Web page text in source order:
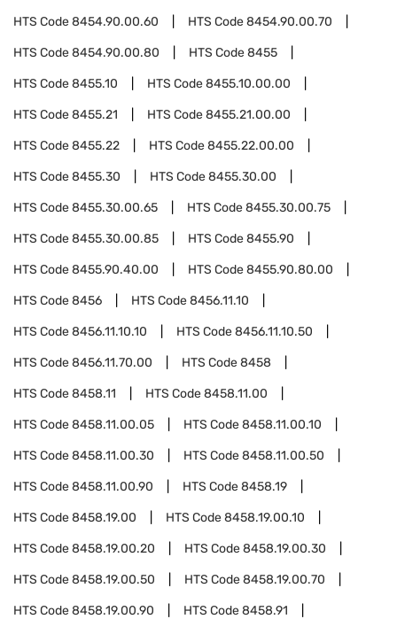
HTS Code8454.90.00.60 HTS Code8454.90.00.70
HTS Code8454.90.00.80 HTS Code8455
HTS Code8455.10 HTS Code8455.10.00.00
HTS Code8455.21 HTS Code8455.21.00.00
HTS Code8455.22 HTS Code8455.22.00.00
HTS Code8455.30 HTS Code8455.30.00
HTS Code8455.30.00.65 HTS Code8455.30.00.75
HTS Code8455.30.00.85 HTS Code8455.90
HTS Code8455.90.40.00 HTS Code8455.90.80.00
HTS Code8456 HTS Code8456.11.10
HTS Code8456.11.10.10 HTS Code8456.11.10.50
HTS Code8456.11.70.00 HTS Code8458
HTS Code8458.11 HTS Code8458.11.00
HTS Code8458.11.00.05 HTS Code8458.11.00.10
HTS Code8458.11.00.30 HTS Code8458.11.00.50
HTS Code8458.11.00.90 HTS Code8458.19
HTS Code8458.19.00 HTS Code8458.19.00.10
HTS Code8458.19.00.20 HTS Code8458.19.00.30
HTS Code8458.19.00.50 HTS Code8458.19.00.70
HTS Code8458.19.00.90 HTS Code8458.91